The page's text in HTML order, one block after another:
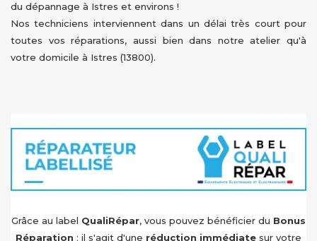
du dépannage à Istres et environs !
Nos techniciens interviennent dans un délai très court pour
toutes vos réparations, aussi bien dans notre atelier qu'à
votre domicile à Istres (13800).
Grâce au label QualiRépar, vous pouvez bénéficier du Bonus
Réparation : il s'agit d'une réduction immédiate sur votre